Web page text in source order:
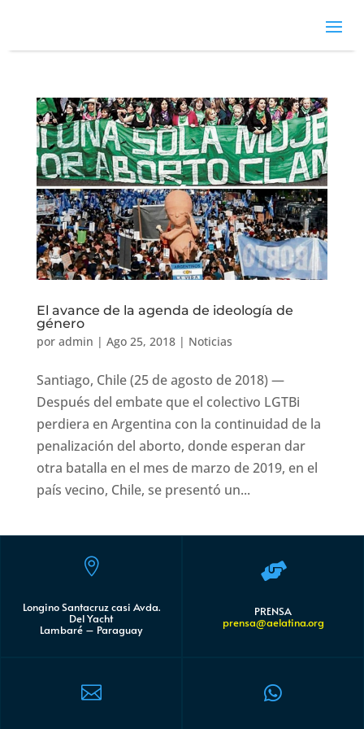
El avance de la agenda de ideología de
género
por admin | Ago 25, 2018| Noticias
Santiago, Chile (25 de agosto de 2018) —
Después del embate que el colectivo LGTBi
perdiera en Argentina con la continuidad de la
penalización del aborto, donde esperan dar
otra batalla en el mes de marzo de 2019, en el
país vecino, Chile, se presentó un...

Longino Santacruz casi Avda.
Del Yacht
Lambaré – Paraguay


PRENSA
prensa@aelatina.org
